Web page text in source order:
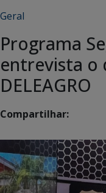
Geral
Programa
entrevista o
DELEAGRO
Compartilhar: